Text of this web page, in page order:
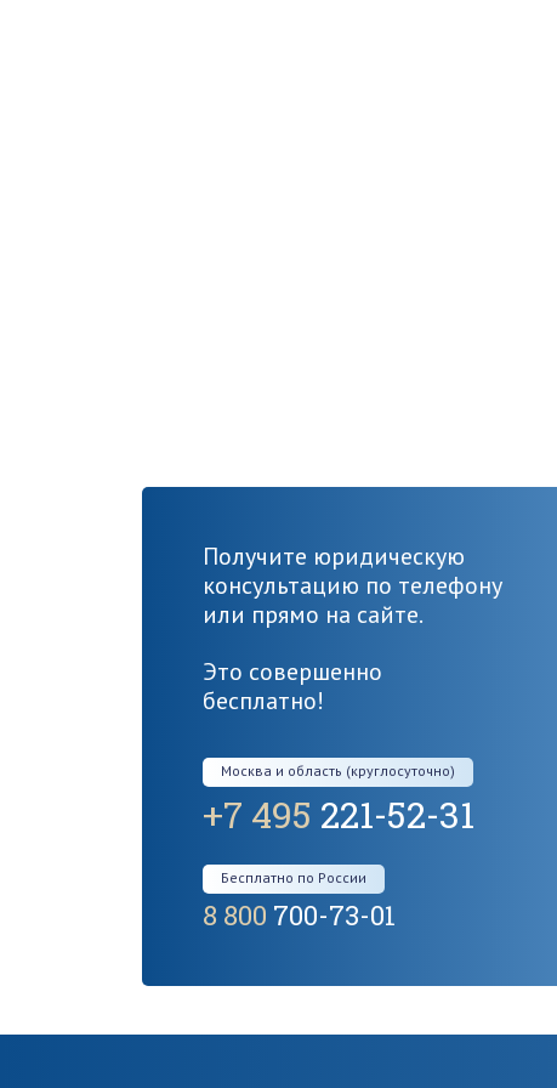
Получите юридическую
консультацию по телефону
или прямо на сайте.
Это совершенно
бесплатно!
Москва и область (круглосуточно)
+7 495 221-52-31
Бесплатно по России
8 800 700-73-01